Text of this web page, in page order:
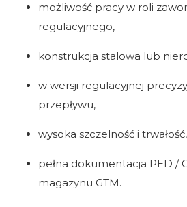
możliwość pracy w roli
regulacyjnego,
konstrukcja stalowa lub
w wersji regulacyjnej
przepływu,
wysoka szczelność i trwałość,
pełna dokumentacja PED /
magazynu GTM.